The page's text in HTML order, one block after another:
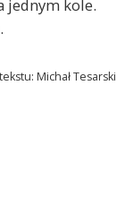
jednym kole.
Michał Tesarski